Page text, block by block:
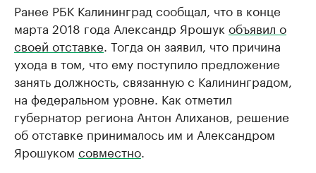
Ранее РБК Калининград сообщал, что в конце
марта 2018 года Александр Ярошук объявил о
своей отставке . Тогда он заявил, что причина
ухода в том, что ему поступило предложение
занять должность, связанную с Калининградом,
на федеральном уровне. Как отметил
губернатор региона Антон Алиханов, решение
об отставке принималось им и Александром
Ярошуком совместно